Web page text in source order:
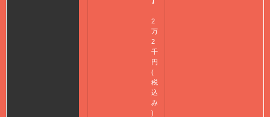
2
万
2
千
円
(
税
込
み
)